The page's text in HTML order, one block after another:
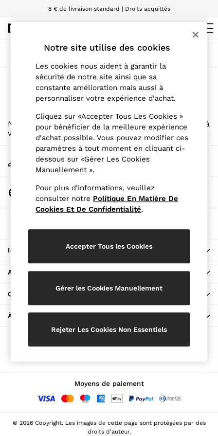
8 € de livraison standard | Droits acquittés
WOMEN
New Arrivals
Pre-Autumn Collection
Wedding Guest & Occasion
Holiday
Tops & T-Shirts
Trousers
Jumpsuits & Playsuits
Shirts & Blouses
Shorts
Skirts
Swimwear
Blazers
Petite
Vests & Cami Tops
Jackets & Coats
All Clothing
Heels
Trainers
All Shoes
Belts
Hats, Gloves & Scarves
Workwear
Atelier
Co-ords
MEN
Trier Filtre
Nouveautés fille(0)
Nous n'avons trouvé aucun résultat correspondant à
votre recherche.
Mon Compte
Connexion à votre compte
Changer De Pays
Choisissez votre magasin
Télécharger depuis l'App Store
ICI POUR AIDER
ACHETER CHEZ NOUS
CONFIDENTIALITÉ ET MENTIONS LÉGALES
À PROPOS DE REISS
Moyens de paiement
© 2026 Copyright. Les images de cette page sont protégées par des
droits d'auteur.
Notre site utilise des cookies
Les cookies nous aident à garantir la
sécurité de notre site ainsi que sa
constante amélioration mais aussi à
personnaliser votre expérience d'achat.
Cliquez sur «Accepter Tous Les Cookies »
pour bénéficier de la meilleure expérience
d'achat possible. Vous pouvez modifier ces
paramètres à tout moment en cliquant ci-
dessous sur «Gérer Les Cookies
Manuellement ».
Pour plus d'informations, veuillez
consulter notre Politique En Matière De
Cookies Et De Confidentialité.
Accepter Tous les Cookies
Gérer les Cookies Manuellement
Rejeter Les Cookies Non Essentiels